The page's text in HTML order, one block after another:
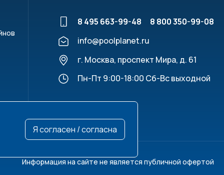
8 495 663-99-48
8 800 350-99-08
info@poolplanet.ru
г. Москва, проспект Мира, д. 61
Пн-Пт 9:00-18:00 Сб-Вс выходной
Информация на сайте не является публичной офертой
Я согласен / согласна